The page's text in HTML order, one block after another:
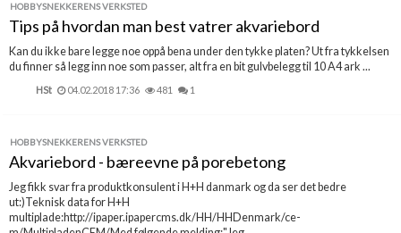
HOBBYSNEKKERENS VERKSTED
Tips på hvordan man best vatrer akvariebord
Kan du ikke bare legge noe oppå bena under den tykke platen? Ut fra tykkelsen
du finner så legg inn noe som passer, alt fra en bit gulvbelegg til 10 A4 ark ...
HSt 04.02.2018 17:36 481 1
HOBBYSNEKKERENS VERKSTED
Akvariebord - bæreevne på porebetong
Jeg fikk svar fra produktkonsulent i H+H danmark og da ser det bedre
ut:)Teknisk data for H+H
multiplade:http://ipaper.ipapercms.dk/HH/HHDenmark/ce-